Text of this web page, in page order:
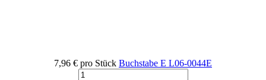
7,96 € pro Stück Buchstabe E L06-0044E